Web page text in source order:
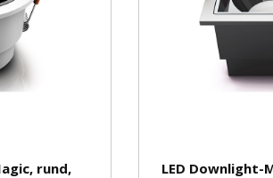
rund,
LED Downlight-